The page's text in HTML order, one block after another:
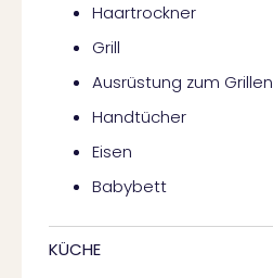
Haartrockner
Grill
Ausrüstung zum Grillen
Handtücher
Eisen
Babybett
KÜCHE